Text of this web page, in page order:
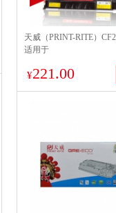
天威（PRINT-RITE）
适用于
¥221.00